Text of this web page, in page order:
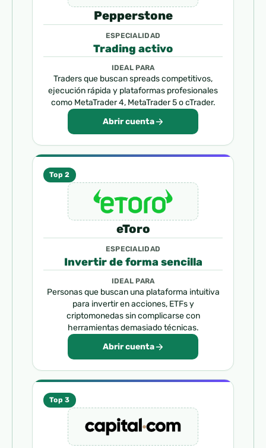
Pepperstone
ESPECIALIDAD
Trading activo
IDEAL PARA
Traders que buscan spreads competitivos,
ejecución rápida y plataformas profesionales
como MetaTrader 4, MetaTrader 5 o cTrader.
Abrir cuenta
Top 2
eToro
ESPECIALIDAD
Invertir de forma sencilla
IDEAL PARA
Personas que buscan una plataforma intuitiva
para invertir en acciones, ETFs y
criptomonedas sin complicarse con
herramientas demasiado técnicas.
Abrir cuenta
Top 3